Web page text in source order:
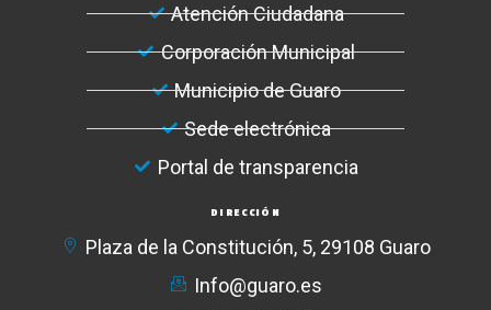
Atención Ciudadana
Corporación Municipal
Municipio de Guaro
Sede electrónica
Portal de transparencia
DIRECCIÓN
Plaza de la Constitución, 5, 29108 Guaro
Info@guaro.es